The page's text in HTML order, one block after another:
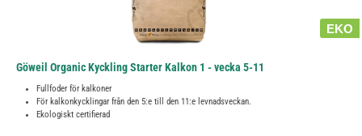
EKO
Göweil Organic Kyckling Starter Kalkon 1 - vecka 5-11
Fullfoder för kalkoner
För kalkonkycklingar från den 5:e till den 11:e levnadsveckan.
Ekologiskt certifierad